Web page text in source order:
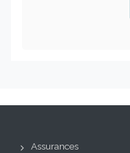
Assurances